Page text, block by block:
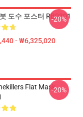
도수 포스터 RB0301
- ₩6,325,020
-20%
Flat Mask-20%